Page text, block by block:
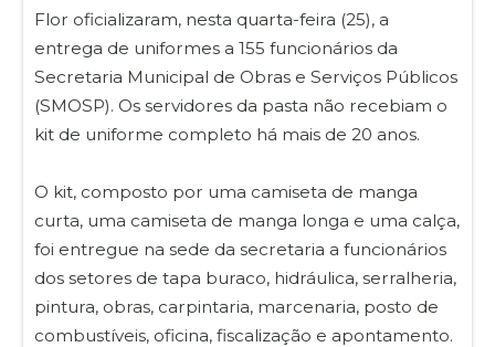
Flor oficializaram, nesta quarta-feira (25), a
entrega de uniformes a 155 funcionários da
Secretaria Municipal de Obras e Serviços Públicos
(SMOSP). Os servidores da pasta não recebiam o
kit de uniforme completo há mais de 20 anos.
O kit, composto por uma camiseta de manga
curta, uma camiseta de manga longa e uma calça,
foi entregue na sede da secretaria a funcionários
dos setores de tapa buraco, hidráulica, serralheria,
pintura, obras, carpintaria, marcenaria, posto de
combustíveis, oficina, fiscalização e apontamento.